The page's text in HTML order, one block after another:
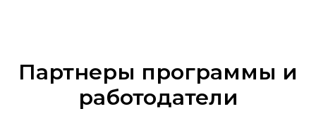
Партнеры программы и
работодатели